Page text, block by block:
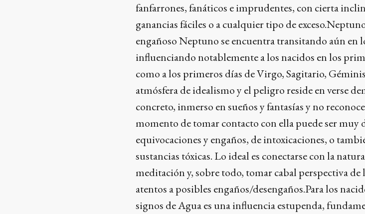
fanfarrones, fanáticos e imprudentes, con cierta
ganancias fáciles o a cualquier tipo de
engañoso Neptuno se encuentra transitando aún en
influenciando notablemente a los nacidos en los
como a los primeros días de Virgo, Sagitario,
atmósfera de idealismo y el peligro reside en verse
concreto, inmerso en sueños y fantasías y no
momento de tomar contacto con ella puede ser muy
equivocaciones y engaños, de intoxicaciones, o
sustancias tóxicas. Lo ideal es conectarse con la
meditación y, sobre todo, tomar cabal perspectiva de
atentos a posibles engaños/desengaños.Para los
signos de Agua es una influencia estupenda,